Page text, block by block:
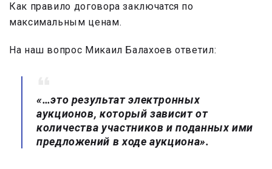
Как правило договора заключатся по
максимальным ценам.
На наш вопрос Микаил Балахоев ответил:
«…это результат электронных
аукционов, который зависит от
количества участников и поданных ими
предложений в ходе аукциона».